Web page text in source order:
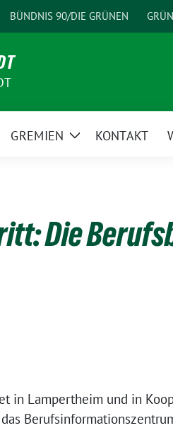
BÜNDNIS 90/DIE GRÜNEN
GREMIEN
ZeigeKONTAKT
Die
in Lampertheim und in